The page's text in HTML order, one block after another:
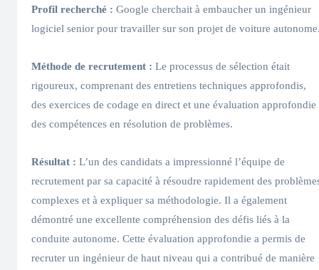
Profil recherché : Google cherchait à embaucher un ingénieur
logiciel senior pour travailler sur son projet de voiture
Méthode de recrutement : Le processus de sélection était
rigoureux, comprenant des entretiens techniques approfondis,
des exercices de codage en direct et une évaluation approfondie
des compétences en résolution de problèmes.
Résultat : L’un des candidats a impressionné l’équipe de
recrutement par sa capacité à résoudre rapidement des
complexes et à expliquer sa méthodologie. Il a également
démontré une excellente compréhension des défis liés à la
conduite autonome. Cette évaluation approfondie a permis de
recruter un ingénieur de haut niveau qui a contribué de manière